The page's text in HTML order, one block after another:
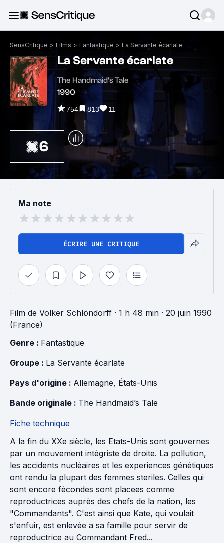
SensCritique > Films > Fantastique > La Servante écarlate
La Servante écarlate
The Handmaid's Tale
1990
754 813 11
6
Ma note
ÉCRIRE UNE CRITIQUE
Film de Volker Schlöndorff · 1 h 48 min · 20 juin 1990
(France)
Genre : Fantastique
Groupe : La Servante écarlate
Pays d'origine : Allemagne, États-Unis
Bande originale : The Handmaid’s Tale
Fiche technique
A la fin du XXe siècle, les Etats-Unis sont gouvernes
par un mouvement intégriste de droite. La pollution,
les accidents nucléaires et les experiences génétiques
ont rendu la plupart des femmes steriles. Celles qui
sont encore fécondes sont placees comme
reproductrices auprès des chefs de la nation, les
"Commandants". C'est ainsi que Kate, qui voulait
s'enfuir, est enlevée a sa famille pour servir de
reproductrice au Commandant Fred...